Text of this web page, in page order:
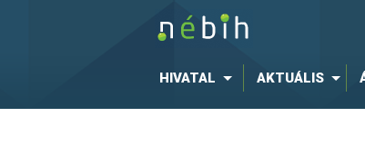
HIVATAL AKTUÁLIS